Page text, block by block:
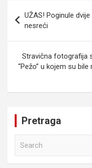
Navigacija
članaka
UŽAS! Poginule
nesreći
Stravična fotografija
“Pežo” u kojem su
Pretraga